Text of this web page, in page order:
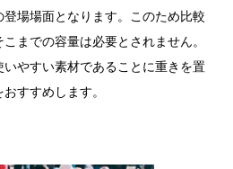
場場面となります。このため比較
までの容量は必要とされません。
やすい素材であることに重きを置
すすめします。